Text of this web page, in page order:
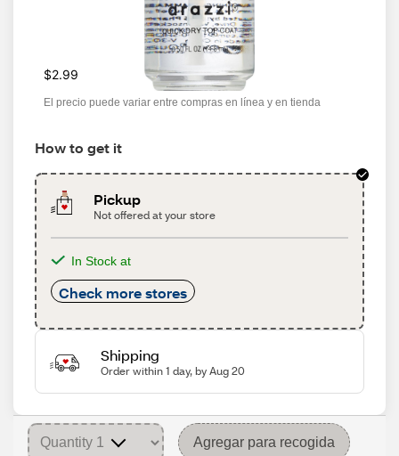
$2.99
El precio puede variar entre compras en línea y en tienda
How to get it
Pickup
Not offered at your store
In Stock at
Check more stores
Shipping
Order within 1 day, by Aug 20
Agregar para recogida